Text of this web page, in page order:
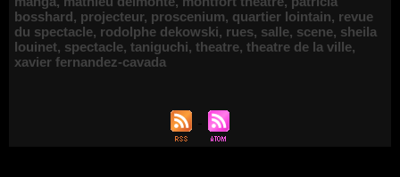
bosshard, projecteur, proscenium, quartier lointain, revue
du spectacle, rodolphe dekowski, rues, salle, scene, sheila
louinet, spectacle, taniguchi, theatre, theatre de la ville,
xavier fernandez-cavada